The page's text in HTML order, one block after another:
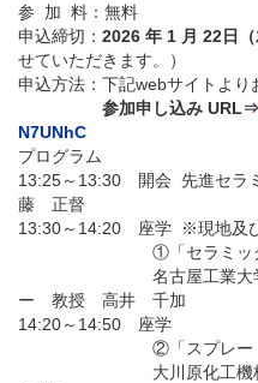
参 加 料：無料
申込締切： 2026 年 1 月 22日 （
せていただきます。）
申込方法：下記webサイトより
参加申し込み URL⇒
N7UNhC
プログラム
13:25～13:30 開会 先進セラ
藤 正督
13:30～14:20 座学 ※現地及
①「セラミックス製
名古屋工業大学 先進
ー 教授 高井 千加
14:20～14:50 座学
②「スプレードライヤ
大川原化工機株式